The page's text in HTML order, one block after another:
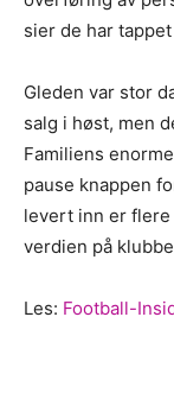
sier de har tappet
Gleden var stor
salg i høst, men
Familiens
pause knappen
levert inn er
verdien på
Les: Football-